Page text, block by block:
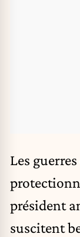
Les
président
suscitent